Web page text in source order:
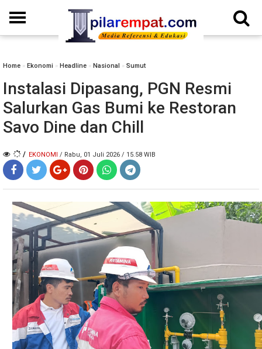
Home » Ekonomi » Headline » Nasional » Sumut
Instalasi Dipasang, PGN Resmi
Salurkan Gas Bumi ke Restoran
Savo Dine dan Chill
/ EKONOMI / Rabu, 01 Juli 2026 / 15.58 WIB